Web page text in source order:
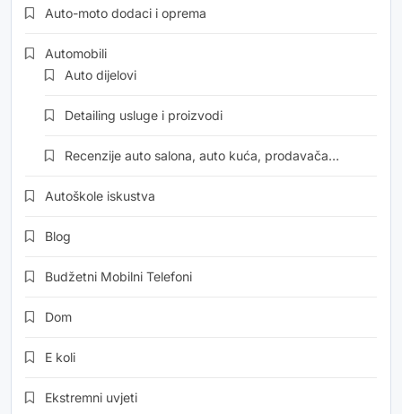
Auto-moto dodaci i oprema
Automobili
Auto dijelovi
Detailing usluge i proizvodi
Recenzije auto salona, auto kuća, prodavača…
Autoškole iskustva
Blog
Budžetni Mobilni Telefoni
Dom
E koli
Ekstremni uvjeti